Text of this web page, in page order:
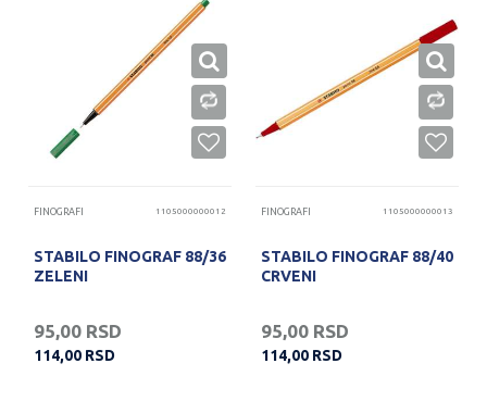
FINOGRAFI 1105000000012
STABILO FINOGRAF 88/36
ZELENI
95,00 RSD
114,00 RSD
FINOGRAFI 1105000000013
STABILO FINOGRAF 88/40
CRVENI
95,00 RSD
114,00 RSD